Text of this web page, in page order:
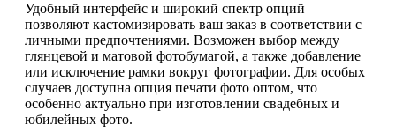
Удобный интерфейс и широкий спектр опций
позволяют кастомизировать ваш заказ в соответствии с
личными предпочтениями. Возможен выбор между
глянцевой и матовой фотобумагой, а также добавление
или исключение рамки вокруг фотографии. Для особых
случаев доступна опция печати фото оптом, что
особенно актуально при изготовлении свадебных и
юбилейных фото.